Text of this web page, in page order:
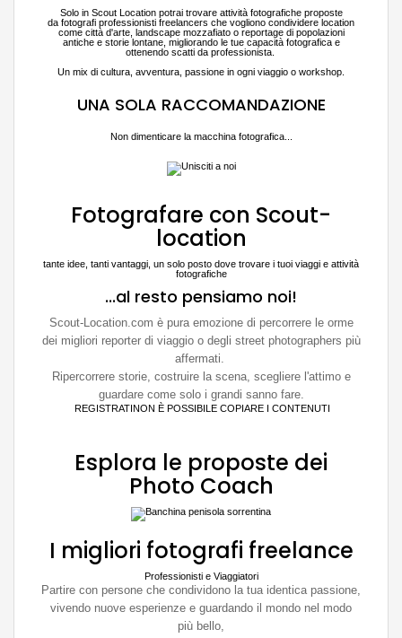
Solo in Scout Location potrai trovare attività fotografiche proposte
da fotografi professionisti freelancers che vogliono condividere location
come città d'arte, landscape mozzafiato o reportage di popolazioni
antiche e storie lontane, migliorando le tue capacità fotografica e
ottenendo scatti da professionista.
Un mix di cultura, avventura, passione in ogni viaggio o workshop.
UNA SOLA RACCOMANDAZIONE
Non dimenticare la macchina fotografica...
Fotografare con Scout-
location
tante idee, tanti vantaggi, un solo posto dove trovare i tuoi viaggi e attività
fotografiche
...al resto pensiamo noi!
Scout-Location.com è pura emozione di percorrere le orme
dei migliori reporter di viaggio o degli street photographers più
affermati.
Ripercorrere storie, costruire la scena, scegliere l'attimo e
guardare come solo i grandi sanno fare.
REGISTRATINON È POSSIBILE COPIARE I CONTENUTI
Esplora le proposte dei
Photo Coach
I migliori fotografi freelance
Professionisti e Viaggiatori
Partire con persone che condividono la tua identica passione,
vivendo nuove esperienze e guardando il mondo nel modo
più bello,